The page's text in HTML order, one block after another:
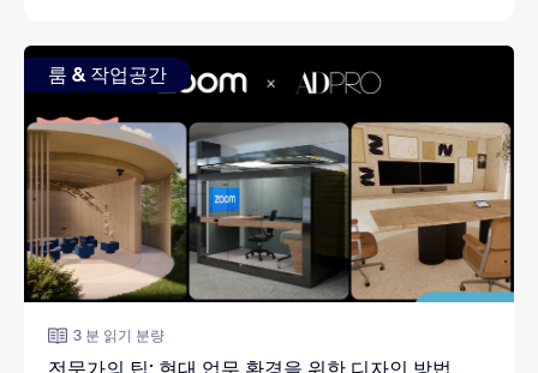
룸 & 작업공간
3 분 읽기 분량